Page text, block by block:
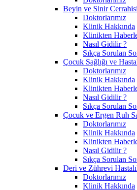
Beyin ve Sinir Cerrahisi
Doktorlarımız
Klinik Hakkında
Klinikten
Nasıl Gidilir ?
Sıkça Sorulan
Çocuk Sağlığı ve
Doktorlarımız
Klinik Hakkında
Klinikten
Nasıl Gidilir ?
Sıkça Sorulan
Çocuk ve Ergen Ruh
Doktorlarımız
Klinik Hakkında
Klinikten
Nasıl Gidilir ?
Sıkça Sorulan
Deri ve Zührevi
Doktorlarımız
Klinik Hakkında